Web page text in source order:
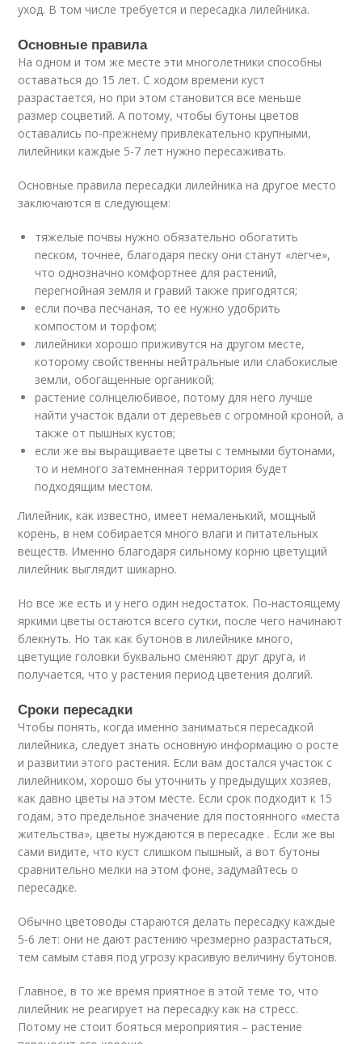
уход. В том числе требуется и пересадка лилейника.
Основные правила
На одном и том же месте эти многолетники способны
оставаться до 15 лет. С ходом времени куст
разрастается, но при этом становится все меньше
размер соцветий. А потому, чтобы бутоны цветов
оставались по-прежнему привлекательно крупными,
лилейники каждые 5-7 лет нужно пересаживать.
Основные правила пересадки лилейника на другое место
заключаются в следующем:
тяжелые почвы нужно обязательно обогатить
песком, точнее, благодаря песку они станут «легче»,
что однозначно комфортнее для растений,
перегнойная земля и гравий также пригодятся;
если почва песчаная, то ее нужно удобрить
компостом и торфом;
лилейники хорошо приживутся на другом месте,
которому свойственны нейтральные или слабокислые
земли, обогащенные органикой;
растение солнцелюбивое, потому для него лучше
найти участок вдали от деревьев с огромной кроной, а
также от пышных кустов;
если же вы выращиваете цветы с темными бутонами,
то и немного затемненная территория будет
подходящим местом.
Лилейник, как известно, имеет немаленький, мощный
корень, в нем собирается много влаги и питательных
веществ. Именно благодаря сильному корню цветущий
лилейник выглядит шикарно.
Но все же есть и у него один недостаток. По-настоящему
яркими цветы остаются всего сутки, после чего начинают
блекнуть. Но так как бутонов в лилейнике много,
цветущие головки буквально сменяют друг друга, и
получается, что у растения период цветения долгий.
Сроки пересадки
Чтобы понять, когда именно заниматься пересадкой
лилейника, следует знать основную информацию о росте
и развитии этого растения. Если вам достался участок с
лилейником, хорошо бы уточнить у предыдущих хозяев,
как давно цветы на этом месте. Если срок подходит к 15
годам, это предельное значение для постоянного «места
жительства», цветы нуждаются в пересадке . Если же вы
сами видите, что куст слишком пышный, а вот бутоны
сравнительно мелки на этом фоне, задумайтесь о
пересадке.
Обычно цветоводы стараются делать пересадку каждые
5-6 лет: они не дают растению чрезмерно разрастаться,
тем самым ставя под угрозу красивую величину бутонов.
Главное, в то же время приятное в этой теме то, что
лилейник не реагирует на пересадку как на стресс.
Потому не стоит бояться мероприятия – растение